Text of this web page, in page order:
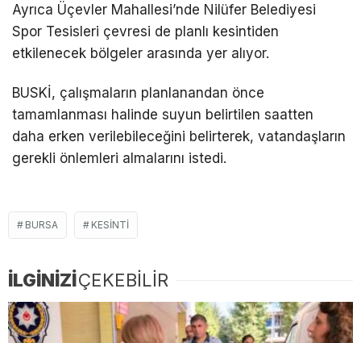
Ayrıca Üçevler Mahallesi’nde Nilüfer Belediyesi
Spor Tesisleri çevresi de planlı kesintiden
etkilenecek bölgeler arasında yer alıyor.
BUSKİ, çalışmaların planlanandan önce
tamamlanması halinde suyun belirtilen saatten
daha erken verilebileceğini belirterek, vatandaşların
gerekli önlemleri almalarını istedi.
BURSA KESINTI
İLGİNİZİÇEKEBİLİR